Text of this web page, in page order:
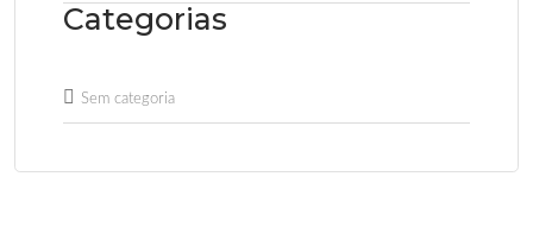
Categorias
Sem categoria